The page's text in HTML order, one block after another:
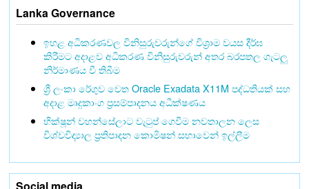
Lanka Governance
ඉහළ අධිකරණවල විනිසුරුවරුන්ගේ විශ්‍රාම වයස දීර්ඝ
කිරීමට අදාළව අධිකරණ විනිසුරුවරුන් අතර බරපතල ගැටලු
නිර්මාණය වී තිබීම
ශ්‍රී ලංකා රේගුව වෙත Oracle Exadata X11M පද්ධතියක් සහ
අදාළ මෘදුකාංග ප්‍රසම්පාදනය අධීක්ෂණය
භික්ෂූන් වහන්සේලාට වැටුප් ගෙවීම නවතාලන ලෙස
විශ්වවිද්‍යාල ප්‍රතිපාදන කොමිෂන් සභාවෙන් ඉල්ලීම